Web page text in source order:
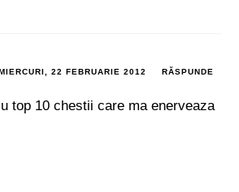
22 FEBRUARIE 2012 RĂSPUNDE
top 10 chestii care ma enerveaza